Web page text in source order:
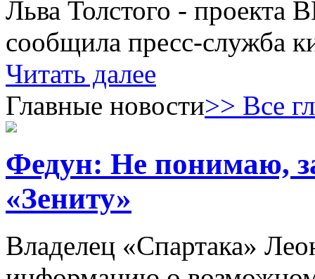
Льва Толстого - проекта
сообщила пресс-служба
Читать далее
Главные новости>> Все
Федун: Не понимаю,
«Зениту»
Владелец «Спартака»